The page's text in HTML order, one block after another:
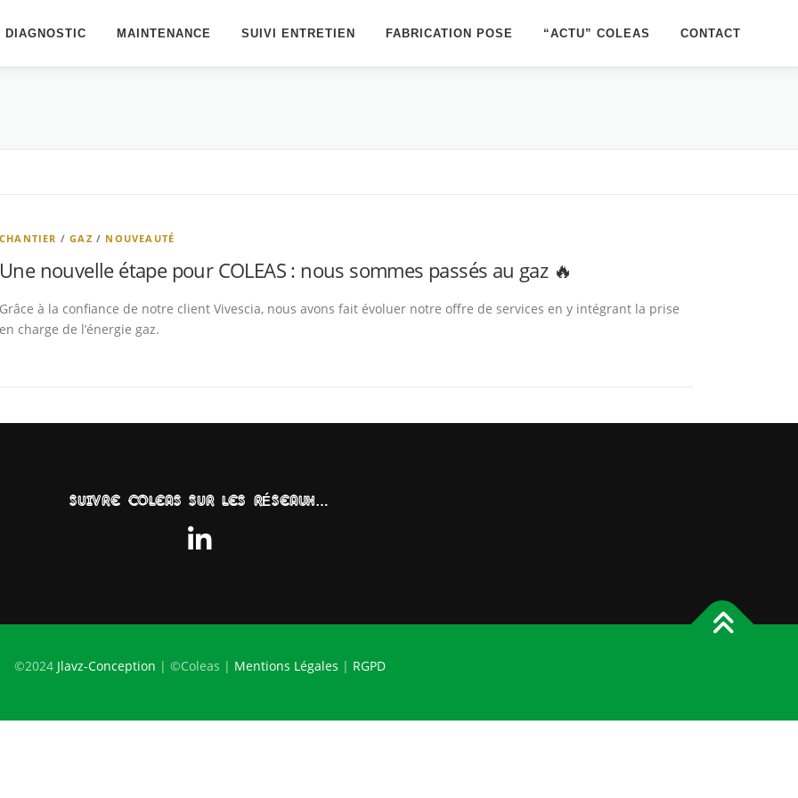
DIAGNOSTIC MAINTENANCE SUIVI ENTRETIEN FABRICATION POSE “ACTU” COLEAS CONTACT
CHANTIER /GAZ/ NOUVEAUTÉ
Une nouvelle étape pour COLEAS : nous sommes passés au gaz 🔥
Grâce à la confiance de notre client Vivescia, nous avons fait évoluer notre offre de services en y intégrant la prise
en charge de l’énergie gaz.
SUIVRE COLEAS SUR LES RÉSEAUX…
©2024 Jlavz-Conception | ©Coleas | Mentions Légales | RGPD